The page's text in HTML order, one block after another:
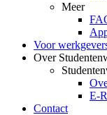
Meer
Voor
Over
E-
Contact